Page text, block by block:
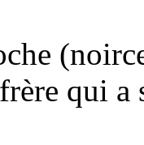
qui a